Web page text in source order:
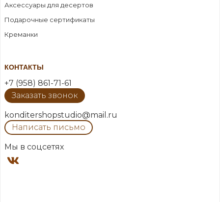
Аксессуары для десертов
Подарочные сертификаты
Креманки
КОНТАКТЫ
+7 (958) 861-71-61
Заказать звонок
konditershopstudio@mail.ru
Написать письмо
Мы в соцсетях